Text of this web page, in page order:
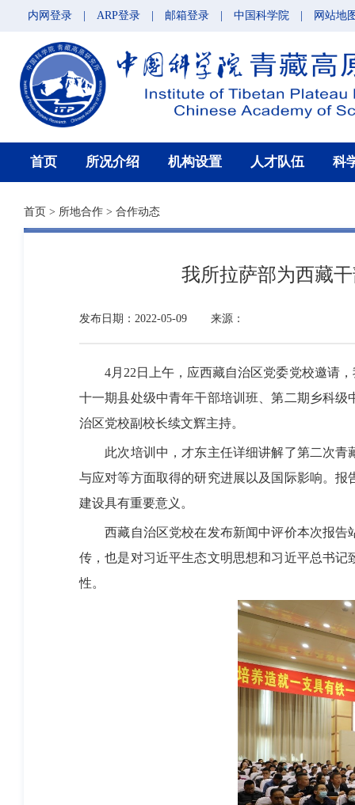
内网登录 ARP登录 邮箱登录 中国科学院 网站地
首页 所况介绍 机构设置 人才队伍 科
首页 > 所地合作 > 合作动态
我所拉萨部为西藏
发布日期：2022-05-09 来源：
4月22日上午，应西藏自治区党委党校邀请
十一期县处级中青年干部培训班、第二期乡科
治区党校副校长续文辉主持。
此次培训中，才东主任详细讲解了第二次
与应对等方面取得的研究进展以及国际影响。
建设具有重要意义。
西藏自治区党校在发布新闻中评价本次报
传，也是对习近平生态文明思想和习近平总书
性。